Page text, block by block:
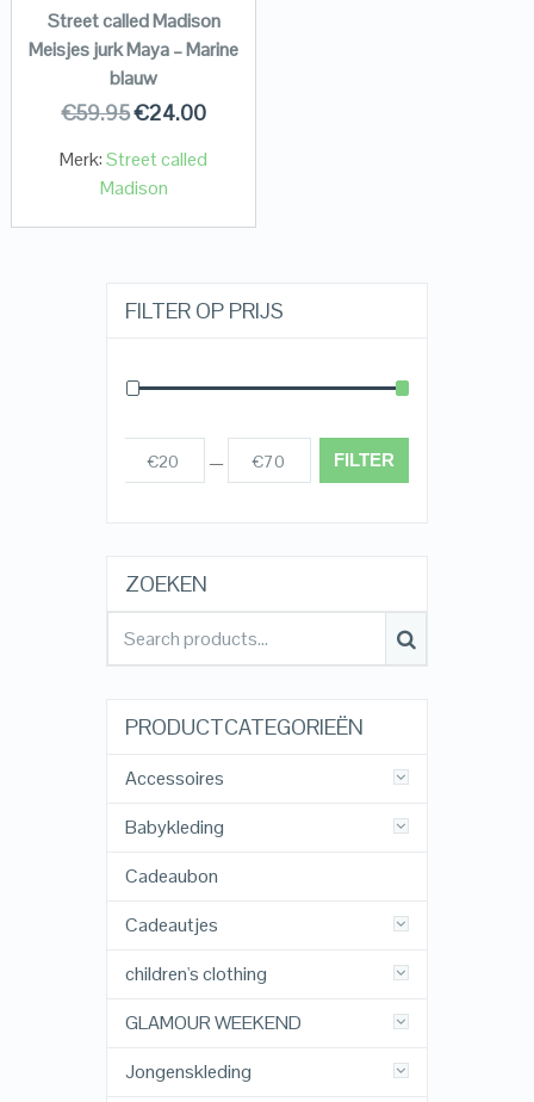
Street called Madison
Meisjes jurk Maya – Marine
blauw
€59.95€24.00
Merk:Street called
Madison
FILTER OP PRIJS
FILTER
€20 — €70
ZOEKEN
PRODUCTCATEGORIEËN
Accessoires
Babykleding
Cadeaubon
Cadeautjes
children's clothing
GLAMOUR WEEKEND
Jongenskleding